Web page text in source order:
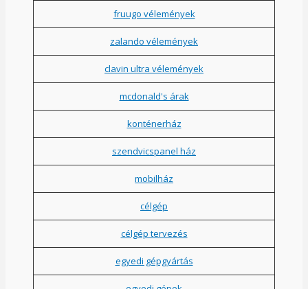
fruugo vélemények
zalando vélemények
clavin ultra vélemények
mcdonald's árak
konténerház
szendvicspanel ház
mobilház
célgép
célgép tervezés
egyedi gépgyártás